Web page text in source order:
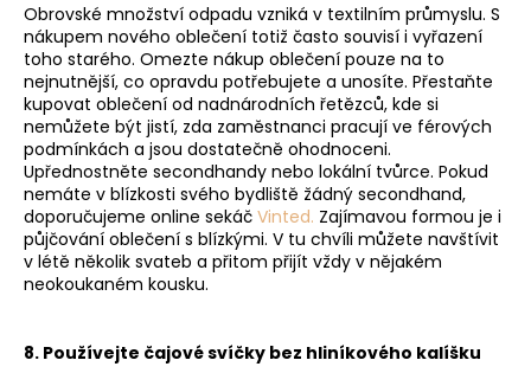
Obrovské množství odpadu vzniká v textilním průmyslu. S
nákupem nového oblečení totiž často souvisí i vyřazení
toho starého. Omezte nákup oblečení pouze na to
nejnutnější, co opravdu potřebujete a unosíte. Přestaňte
kupovat oblečení od nadnárodních řetězců, kde si
nemůžete být jistí, zda zaměstnanci pracují ve férových
podmínkách a jsou dostatečně ohodnoceni.
Upřednostněte secondhandy nebo lokální tvůrce. Pokud
nemáte v blízkosti svého bydliště žádný secondhand,
doporučujeme online sekáč Vinted. Zajímavou formou je i
půjčování oblečení s blízkými. V tu chvíli můžete navštívit
v létě několik svateb a přitom přijít vždy v nějakém
neokoukaném kousku.
8. Používejte čajové svíčky bez hliníkového kalíšku